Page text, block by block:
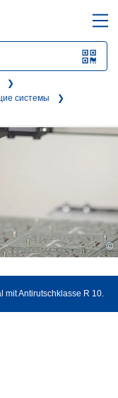
QR-
системы
©
mit Antirutschklasse R 10.